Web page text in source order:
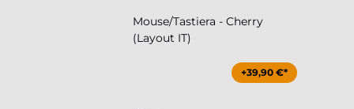
Mouse/Tastiera - Cherry
(Layout IT)
+39,90 €*